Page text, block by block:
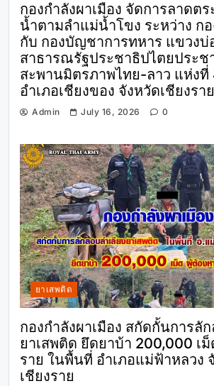
กองกำลังผาเมือง จัดการลาดตร
น้ำตามลำแม่น้ำโขง ระหว่าง กอ
กับ กองบัญชาการทหาร แขวงบ่
สาธารณรัฐประชาธิปไตยประ
สะพานมิตรภาพไทย-ลาว แห่งที่
อำเภอเชียงของ จังหวัดเชียงราย
Admin July 16, 2026 0
ยาเสพติด
กองกำลังผาเมือง สกัดกั้นการลั
ยาเสพติด ยึดยาบ้า 200,000 เม็
ราย ในพื้นที่ อำเภอแม่ฟ้าหลวง
เชียงราย